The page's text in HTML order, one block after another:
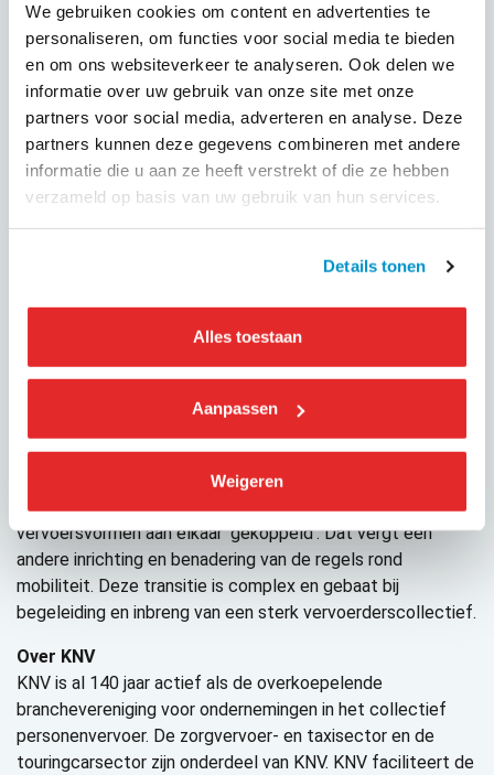
We gebruiken cookies om content en advertenties te
personaliseren, om functies voor social media te bieden
en om ons websiteverkeer te analyseren. Ook delen we
informatie over uw gebruik van onze site met onze
partners voor social media, adverteren en analyse. Deze
partners kunnen deze gegevens combineren met andere
informatie die u aan ze heeft verstrekt of die ze hebben
verzameld op basis van uw gebruik van hun services.
Details tonen
Alles toestaan
Aanpassen
Weigeren
KNV Connected Mobility richt zich op de gezamenlijke
belangen van bedrijven actief in de markt van connected
mobility. Zoals veranderende wet- en regelgeving,
reisinformatie, geïntegreerde ticketing en lokale
verordeningen. Maar ook afspraken over databeheer, data
uitwisseling en privacywetgeving vragen om een
gecoördineerde inspanning.
De komende jaren werkt KNV Connected Mobility met de
totstandkoming en handhaving van een eerlijk speelveld en
een helder juridisch kader voor nieuwe mobiliteitsdiensten.
Verder zal KNV Connected Mobility zich inzetten voor het
het aanjagen van geïntegreerde vervoersoplossingen.
Connected Mobility zorgt er uiteindelijk voor dat reizigers
bij meerdere aanbieders kunnen zoeken, boeken en betalen
via één digitaal platform. In dat systeem worden
vervoersvormen aan elkaar ‘gekoppeld’. Dat vergt een
andere inrichting en benadering van de regels rond
mobiliteit. Deze transitie is complex en gebaat bij
begeleiding en inbreng van een sterk vervoerderscollectief.
Over KNV
KNV is al 140 jaar actief als de overkoepelende
branchevereniging voor ondernemingen in het collectief
personenvervoer. De zorgvervoer- en taxisector en de
touringcarsector zijn onderdeel van KNV. KNV faciliteert de